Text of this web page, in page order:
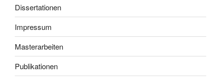
Dissertationen
Impressum
Masterarbeiten
Publikationen